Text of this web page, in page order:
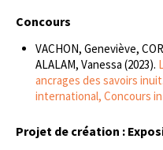
Concours
VACHON, Geneviève,
ALALAM, Vanessa (2023).
ancrages des savoirs
international, Concours
Projet de création :